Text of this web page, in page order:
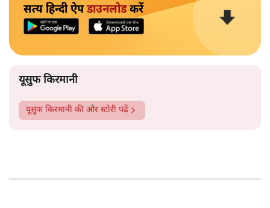
सत्य हिन्दी ऐपडाउनलोडकरें
यूसुफ किरमानी
यूसुफ किरमानी की और स्टोरी पढ़ें